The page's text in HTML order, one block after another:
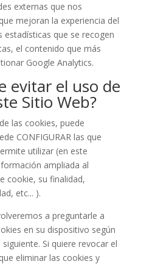
externas que nos
mejoran la experiencia del
estadísticas que se recogen
el contenido que más
Google Analytics.
evitar el uso de
Sitio Web?
las cookies, puede
CONFIGURAR las que
utilizar (en este
ampliada al
cookie, su finalidad,
etc... ).
a preguntarle a
en su dispositivo según
Si quiere revocar el
eliminar las cookies y